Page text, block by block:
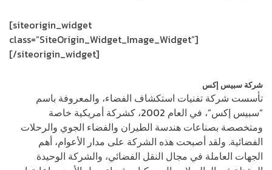
[siteorigin_widget
class=”SiteOrigin_Widget_Image_Widget”]
[/siteorigin_widget]
شركة سبيس إكس
تأسست شركة تفنيات استكشاف الفضاء، والمعروفة باسم
“سبيس إكس”، في العام 2002، كشركة أمريكية خاصة
ومتخصصة بصناعات هندسة الطيران والفضاء الجوي والرحلات
الفضائية. ولقد أصبحت هذه الشركة على مدار الأعوام، أهم
الجهات العاملة في مجال النقل الفضائي، والشركة الوحيدة